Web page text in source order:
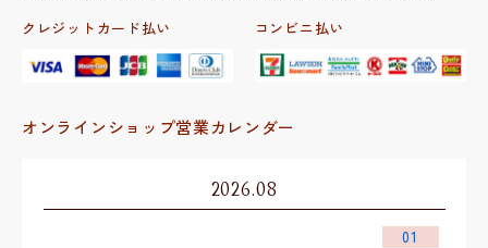
クレジットカード払い コンビニ払い
オンラインショップ営業カレンダー
2026.08
01